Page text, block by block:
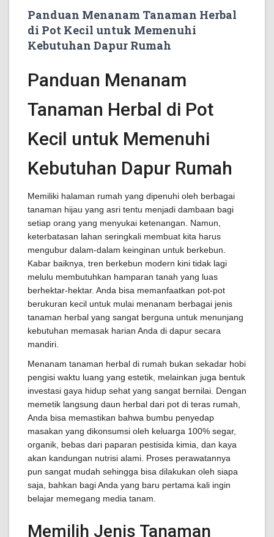
Panduan Menanam Tanaman Herbal
di Pot Kecil untuk Memenuhi
Kebutuhan Dapur Rumah
Panduan Menanam
Tanaman Herbal di Pot
Kecil untuk Memenuhi
Kebutuhan Dapur Rumah
Memiliki halaman rumah yang dipenuhi oleh berbagai
tanaman hijau yang asri tentu menjadi dambaan bagi
setiap orang yang menyukai ketenangan. Namun,
keterbatasan lahan seringkali membuat kita harus
mengubur dalam-dalam keinginan untuk berkebun.
Kabar baiknya, tren berkebun modern kini tidak lagi
melulu membutuhkan hamparan tanah yang luas
berhektar-hektar. Anda bisa memanfaatkan pot-pot
berukuran kecil untuk mulai menanam berbagai jenis
tanaman herbal yang sangat berguna untuk menunjang
kebutuhan memasak harian Anda di dapur secara
mandiri.
Menanam tanaman herbal di rumah bukan sekadar hobi
pengisi waktu luang yang estetik, melainkan juga bentuk
investasi gaya hidup sehat yang sangat bernilai. Dengan
memetik langsung daun herbal dari pot di teras rumah,
Anda bisa memastikan bahwa bumbu penyedap
masakan yang dikonsumsi oleh keluarga 100% segar,
organik, bebas dari paparan pestisida kimia, dan kaya
akan kandungan nutrisi alami. Proses perawatannya
pun sangat mudah sehingga bisa dilakukan oleh siapa
saja, bahkan bagi Anda yang baru pertama kali ingin
belajar memegang media tanam.
Memilih Jenis Tanaman